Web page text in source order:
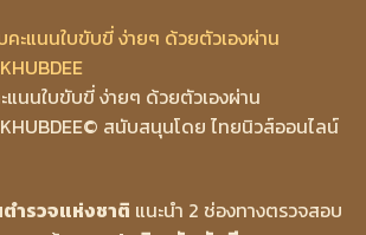
แนนใบขับขี่ ง่ายๆ ด้วยตัวเองผ่าน
© สนับสนุนโดย ไทยนิวส์ออนไลน์
ำรวจแห่งชาติ แนะนำ 2 ช่องทางตรวจสอบ